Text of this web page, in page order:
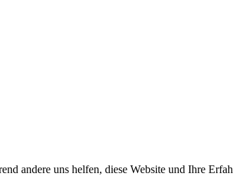
andere uns helfen, diese Website und Ihre